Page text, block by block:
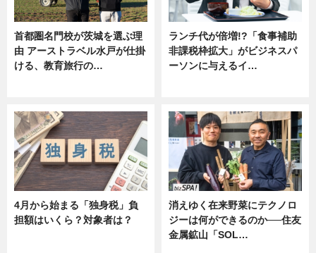
首都圏名門校が茨城を選ぶ理
由 アーストラベル水戸が仕掛
ける、教育旅行の…
ランチ代が倍増!?「食事補助
非課税枠拡大」がビジネスパ
ーソンに与えるイ…
4月から始まる「独身税」負
担額はいくら？対象者は？
消えゆく在来野菜にテクノロ
ジーは何ができるのか──住友
金属鉱山「SOL…